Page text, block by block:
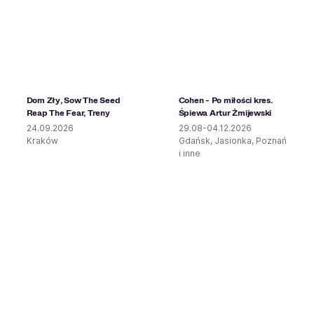
Dom Zły, Sow The Seed
Reap The Fear, Treny
24.09.2026
Kraków
Cohen - Po miłości kres.
Śpiewa Artur Żmijewski
29.08-04.12.2026
Gdańsk, Jasionka, Poznań
i inne